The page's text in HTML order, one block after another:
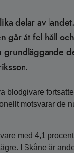
delar av landet.
går åt fel håll
grundläggande
blodgivare
motsvarar de
med 4,1
I Skåne är